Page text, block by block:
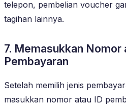
telepon, pembelian voucher
tagihan lainnya.
7. Memasukkan Nomor
Pembayaran
Setelah memilih jenis
masukkan nomor atau ID